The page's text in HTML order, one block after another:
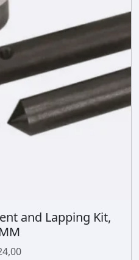
and Lapping Kit,